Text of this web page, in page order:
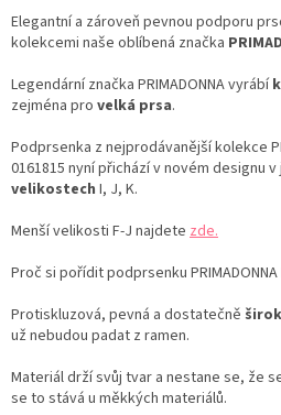
Elegantní a zároveň pevnou podporu
kolekcemi naše oblíbená značka
Legendární značka PRIMADONNA vyrábí
zejména pro velká prsa.
Podprsenka z nejprodávanější kolekce
0161815 nyní přichází v novém designu
velikostech I, J, K.
Menší velikosti F-J najdete zde.
Proč si pořídit podprsenku PRIMADONNA
Protiskluzová, pevná a dostatečně
už nebudou padat z ramen.
Materiál drží svůj tvar a nestane se, že
se to stává u měkkých materiálů.